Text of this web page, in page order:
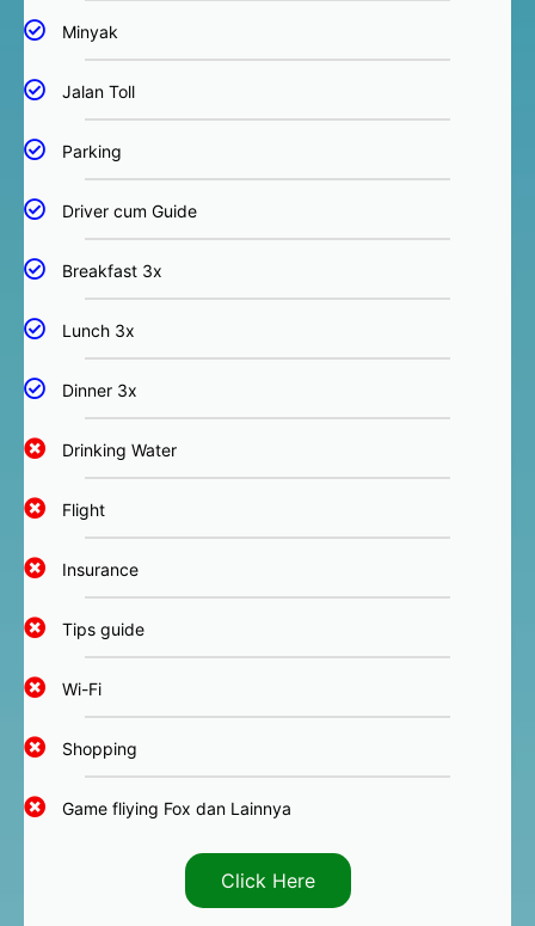
Minyak
Jalan Toll
Parking
Driver cum Guide
Breakfast 3x
Lunch 3x
Dinner 3x
Drinking Water
Flight
Insurance
Tips guide
Wi-Fi
Shopping
Game fliying Fox dan Lainnya
Click Here